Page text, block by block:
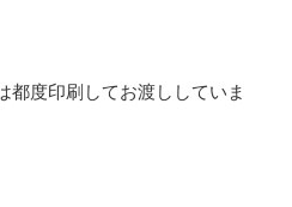
度印刷してお渡ししていま